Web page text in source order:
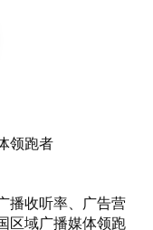
领跑者
播收听率、广告营
区域广播媒体领跑